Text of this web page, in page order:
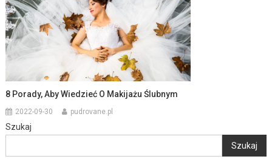
8 Porady, Aby Wiedzieć O Makijażu Ślubnym
2022-09-30 pudrovane.pl
Szukaj
Szukaj